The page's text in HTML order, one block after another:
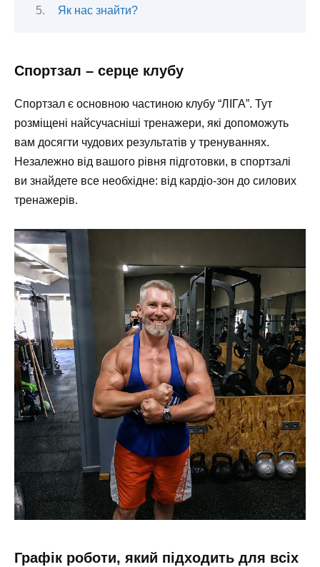
Як нас знайти?
Спортзал – серце клубу
Спортзал є основною частиною клубу “ЛІГА”. Тут
розміщені найсучасніші тренажери, які допоможуть
вам досягти чудових результатів у тренуваннях.
Незалежно від вашого рівня підготовки, в спортзалі
ви знайдете все необхідне: від кардіо-зон до силових
тренажерів.
Графік роботи, який підходить для всіх